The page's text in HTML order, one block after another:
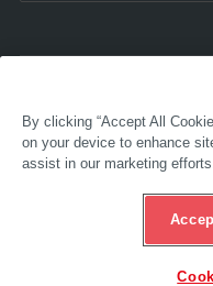
© 2022 AL-KO. Todos los
Línea
By clicking “Accept All
on your device to enhance
assist in our marketing efforts.